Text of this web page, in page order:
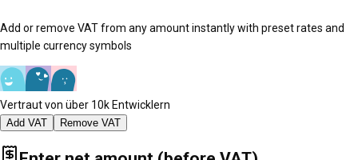
Add or remove VAT from any amount instantly with preset rates and
multiple currency symbols
Vertraut von über 10k Entwicklern
Add VAT Remove VAT